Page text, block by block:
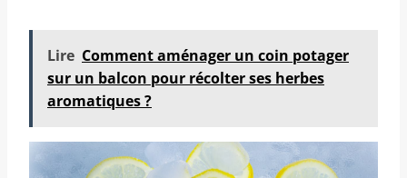
Lire Comment aménager un coin potager
sur un balcon pour récolter ses herbes
aromatiques ?